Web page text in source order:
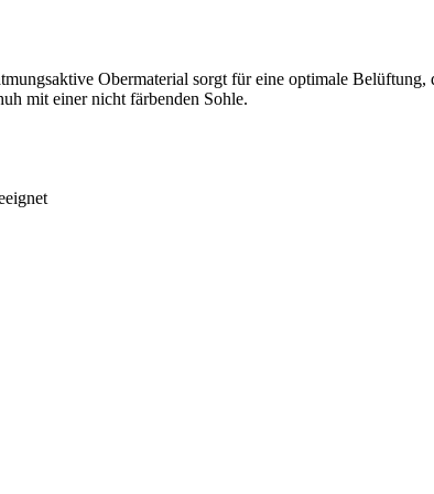
Obermaterial sorgt für eine optimale Belüftung,
mit einer nicht färbenden Sohle.